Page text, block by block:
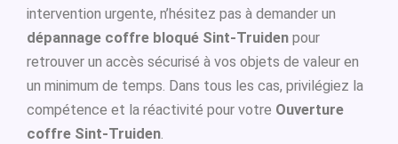
intervention urgente, n’hésitez pas à demander un
dépannage coffre bloqué Sint-Truiden pour
retrouver un accès sécurisé à vos objets de valeur en
un minimum de temps. Dans tous les cas, privilégiez la
compétence et la réactivité pour votre Ouverture
coffre Sint-Truiden.